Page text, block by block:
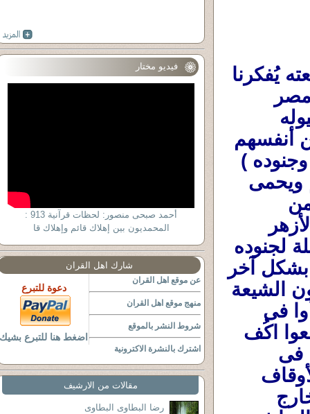
فيديو مختار
أحمد صبحى منصور: لحظات قرآنية 913 :
المحمديون بين إهلاك قائم وإهلاك قا
شارك اهل القران
عن موقع اهل القران
منهج موقع اهل القران
شروط النشر بالموقع
اشترك بالنشرة الاكترونية
دعوة للتبرع
اضغط هنا للتبرع بشيك
مقالات من الارشيف
رضا البطاوى البطاوى